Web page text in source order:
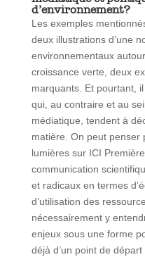
d’environnement?
Les exemples
deux illustrations d’une
environnementaux
croissance verte, deux
marquants. Et pourtant,
qui, au contraire et au
médiatique, tendent à
matière. On peut penser
lumières sur ICI
communication
et radicaux en termes
d’utilisation des
nécessairement y
enjeux sous une forme
déjà d’un point de départ